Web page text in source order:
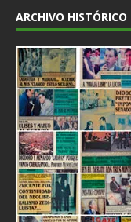
ARCHIVO HISTÓRICO